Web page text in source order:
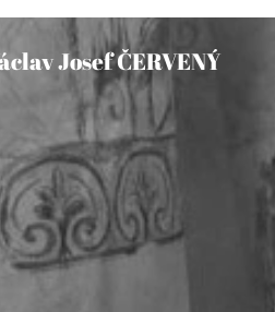
Josef ČERVENÝ